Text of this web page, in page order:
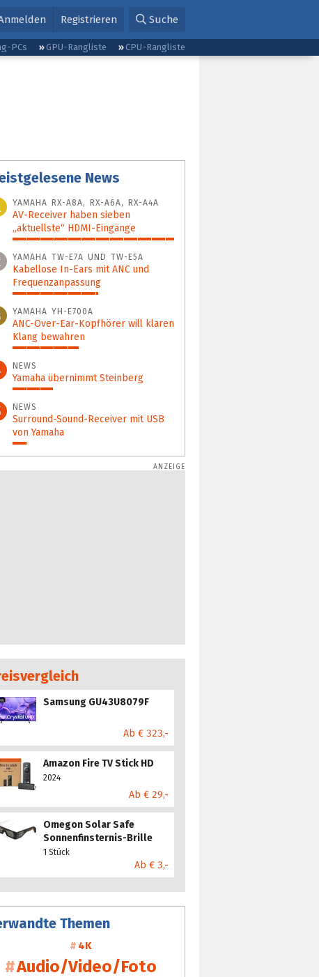
Registrieren Suche
PCs GPU-Rangliste CPU-Rangliste
News
YAMAHA RX-A8A, RX-A6A, RX-A4A
AV-Receiver haben sieben
„aktuellste“ HDMI-Eingänge
100%
YAMAHA TW-E7A UND TW-E5A
Kabellose In-Ears mit ANC und
Frequenzanpassung
53%
YAMAHA YH-E700A
ANC-Over-Ear-Kopfhörer will klaren
Klang bewahren
41%
NEWS
Yamaha übernimmt Steinberg
25%
NEWS
Surround-Sound-Receiver mit USB
von Yamaha
9%
Samsung GU43U8079F
Ab € 323,-
Amazon Fire TV Stick HD
2024
Ab € 29,-
Omegon Solar Safe
Sonnenfinsternis-Brille
1 Stück
Ab € 3,-
Themen
4K
Audio/Video/Foto